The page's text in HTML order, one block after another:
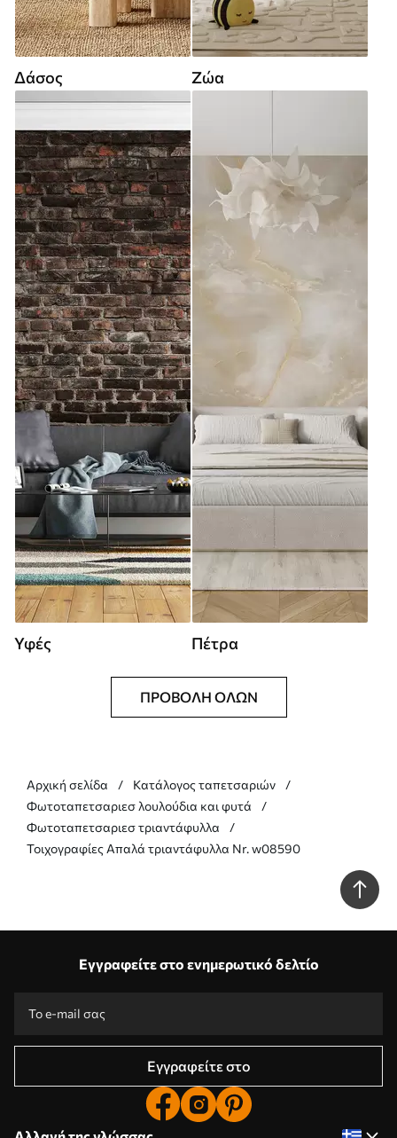
Δάσος Ζώα
Υφές Πέτρα
ΠΡΟΒΟΛΉ ΌΛΩΝ
Αρχική σελίδα
Κατάλογος ταπετσαριών
Φωτοταπετσαριεσ λουλούδια και φυτά
Φωτοταπετσαριεσ τριαντάφυλλα
Τοιχογραφίες Απαλά τριαντάφυλλα Nr. w08590
Εγγραφείτε στο ενημερωτικό δελτίο
Εγγραφείτε στο